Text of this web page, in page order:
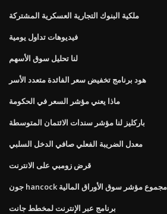
ملكية البنوك التجارية العسكرية المشتركة
فيديوهات تداول يومية
لنا تحليل سوق الأسهم
هود برنامج تخفيض سعر الفائدة متعدد الأسر
ماذا يعني مؤشر السعر في الحكومة
باركليز لنا مؤشر سندات الائتمان المتوسطة
معدل الضريبة الفعلي صافي الدخل السلبي
قرض زومبي على الانترنت
جون hancock مجموع مؤشر سوق الأوراق المالية
برنامج عبر الإنترنت لمخطط جانت